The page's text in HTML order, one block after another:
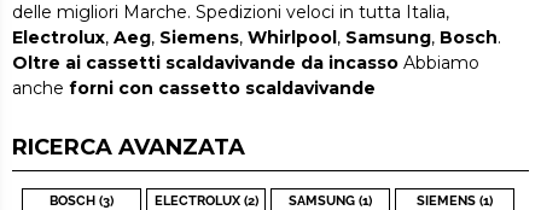
SERVIZI AGGIUNTIVI
OUTLET
delle migliori Marche. Spedizioni veloci in tutta Italia,
Electrolux, Aeg, Siemens, Whirlpool, Samsung, Bosch.
Oltre ai cassetti scaldavivande da incasso Abbiamo
anche forni con cassetto scaldavivande
RICERCA AVANZATA
BOSCH (3) ELECTROLUX (2) SAMSUNG (1) SIEMENS (1)